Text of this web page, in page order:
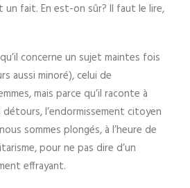
un fait. En est-on sûr? Il faut le lire,
concerne un sujet maintes fois
aussi minoré), celui de
mais parce qu’il raconte à
l’endormissement citoyen
sommes plongés, à l’heure de
pour ne pas dire d’un
effrayant.